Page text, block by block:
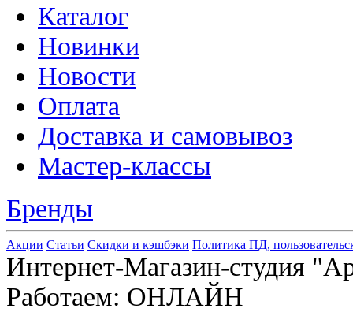
Каталог
Новинки
Новости
Оплата
Доставка и самовывоз
Мастер-классы
Бренды
Акции Статьи Скидки и кэшбэки Политика ПД,
Интернет-Магазин-студия
Работаем: ОНЛАЙН